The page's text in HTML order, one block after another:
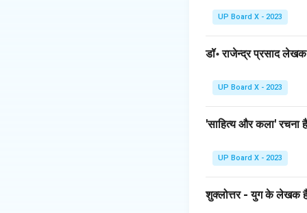
UP Board X - 2023
डॉ॰ राजेन्द्र प्रसाद
UP Board X - 2023
'साहित्य और कला' रचना
UP Board X - 2023
शुक्लोत्तर - युग के लेखक